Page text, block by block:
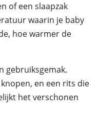
of een slaapzak
waarin je baby
hoe warmer de
gebruiksgemak.
en een rits die
het verschonen